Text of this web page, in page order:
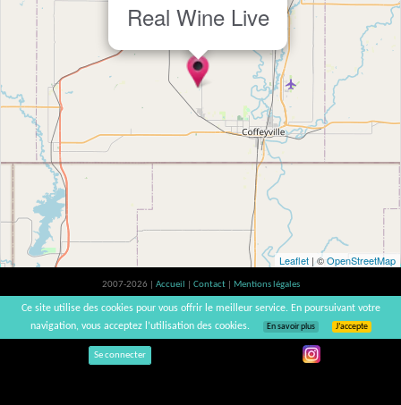
Real Wine Live
Leaflet | ©OpenStreetMap
2007-2026 | Accueil Contact
Mentions légales
L'abus d'alcool est dangereux pour la santé, à consommer avec modération. |
vinsnaturels | v3.12
Se connecter
Ce site utilise des cookies pour vous offrir le meilleur service. En poursuivant votre
navigation, vous acceptez l’utilisation des cookies.
En savoir plus J’accepte